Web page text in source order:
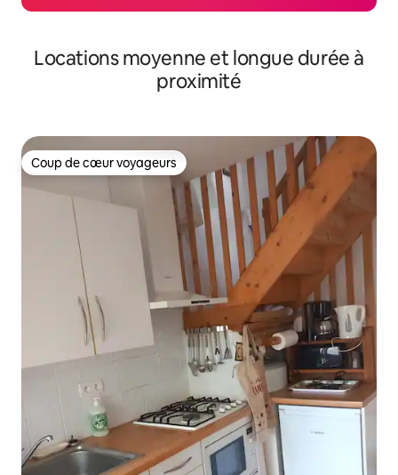
Locations moyenne et longue durée à
proximité
Coup de cœur voyageurs
Coup de cœur voyageurs